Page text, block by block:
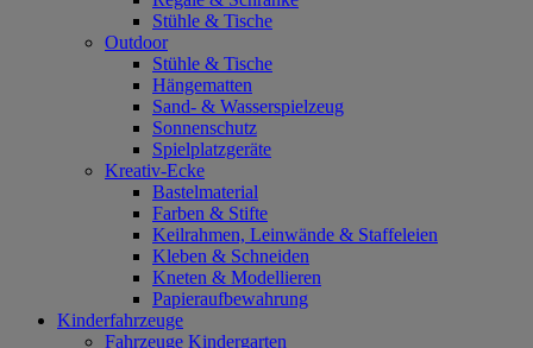
Stühle & Tische
Outdoor
Stühle & Tische
Hängematten
Sand- & Wasserspielzeug
Sonnenschutz
Spielplatzgeräte
Kreativ-Ecke
Bastelmaterial
Farben & Stifte
Keilrahmen, Leinwände & Staffeleien
Kleben & Schneiden
Kneten & Modellieren
Papieraufbewahrung
Kinderfahrzeuge
Fahrzeuge Kindergarten